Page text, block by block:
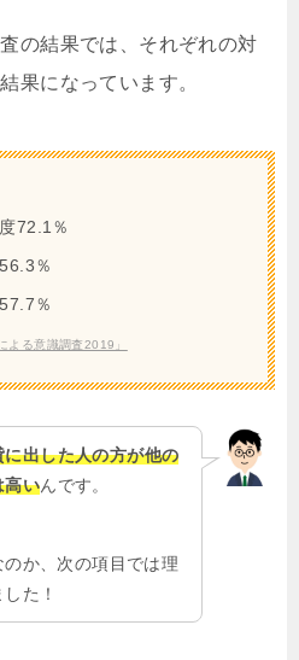
の結果では、それぞれの対
果になっています。
72.1％
％
％
よる意識調査2019」
に出した人の方が他の
高いんです。
か、次の項目では理
た！